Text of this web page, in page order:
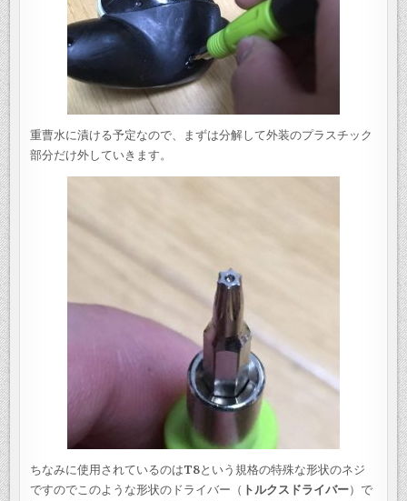
重曹水に漬ける予定なので、まずは分解して外装のプラスチック
部分だけ外していきます。
ちなみに使用されているのはT8という規格の特殊な形状のネジ
ですのでこのような形状のドライバー（ トルクスドライバー）で